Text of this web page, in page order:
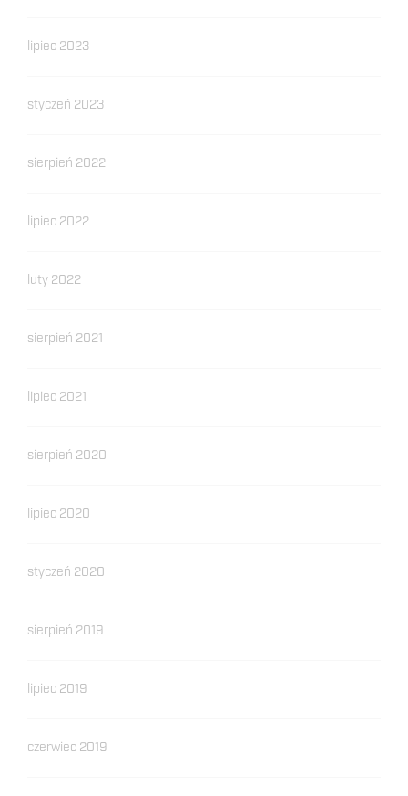
lipiec 2023
styczeń 2023
sierpień 2022
lipiec 2022
luty 2022
sierpień 2021
lipiec 2021
sierpień 2020
lipiec 2020
styczeń 2020
sierpień 2019
lipiec 2019
czerwiec 2019